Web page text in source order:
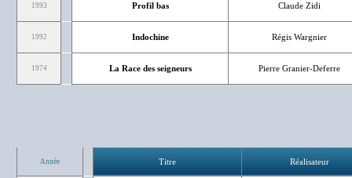
1993 Profil bas Claude Zidi
1992 Indochine Régis Wargnier
1974 La Race des seigneurs Pierre Granier-Deferre
Année Titre Réalisateur